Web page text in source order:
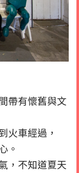
帶有懷舊與文
火車經過，
。
，不知道夏天